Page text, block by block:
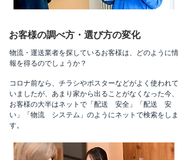
お客様の調べ方・選び方の変化
物流・運送業者を探しているお客様は、どのように情
報を得るのでしょうか？ ​
コロナ前なら、チラシやポスターなどがよく使われて
いましたが、あまり家から出ることがなくなった今、
お客様の大半はネットで「配送 安全」「配送 安
い」「物流 システム」のようにネットで検索をしま
す。